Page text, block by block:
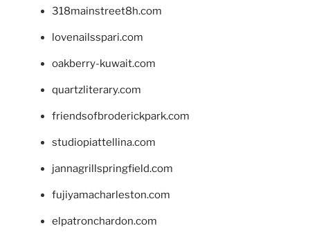
318mainstreet8h.com
lovenailsspari.com
oakberry-kuwait.com
quartzliterary.com
friendsofbroderickpark.com
studiopiattellina.com
jannagrillspringfield.com
fujiyamacharleston.com
elpatronchardon.com